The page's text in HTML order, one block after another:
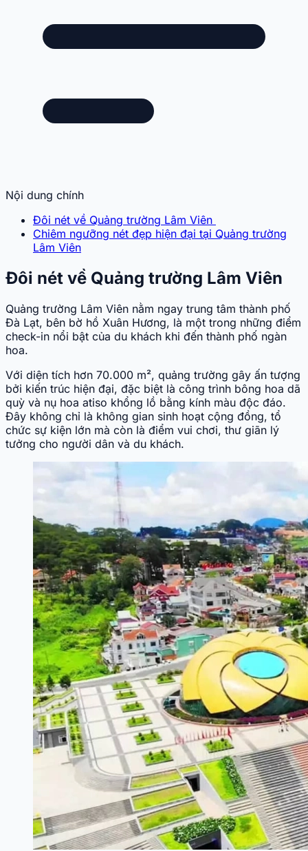
Nội dung chính
Đôi nét về Quảng trường Lâm Viên
Chiêm ngưỡng nét đẹp hiện đại tại Quảng trường
Lâm Viên
Đôi nét về Quảng trường Lâm Viên
Quảng trường Lâm Viên nằm ngay trung tâm thành phố
Đà Lạt, bên bờ hồ Xuân Hương, là một trong những điểm
check-in nổi bật của du khách khi đến thành phố ngàn
hoa.
Với diện tích hơn 70.000 m², quảng trường gây ấn tượng
bởi kiến trúc hiện đại, đặc biệt là công trình bông hoa dã
quỳ và nụ hoa atiso khổng lồ bằng kính màu độc đáo.
Đây không chỉ là không gian sinh hoạt cộng đồng, tổ
chức sự kiện lớn mà còn là điểm vui chơi, thư giãn lý
tưởng cho người dân và du khách.